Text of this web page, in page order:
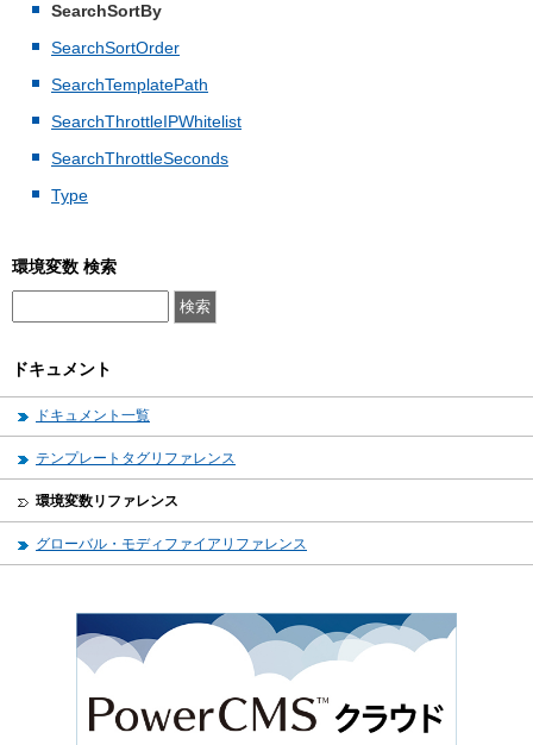
SearchSortBy
SearchSortOrder
SearchTemplatePath
SearchThrottleIPWhitelist
SearchThrottleSeconds
Type
環境変数 検索
ドキュメント
ドキュメント一覧
テンプレートタグリファレンス
環境変数リファレンス
グローバル・モディファイアリファレンス